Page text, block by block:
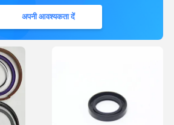
अपनी आवश्यकता दें